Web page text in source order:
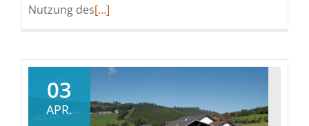
Nutzung desRead
Willingen:
Das
[…]
03
APR.